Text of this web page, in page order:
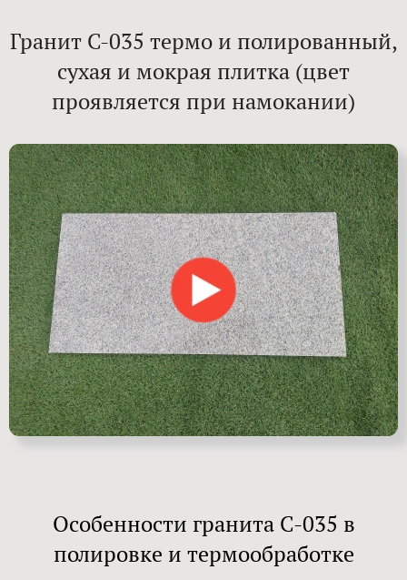
Гранит C-035 термо и полированный,
сухая и мокрая плитка (цвет
проявляется при намокании)
Особенности гранита С-035 в
полировке и термообработке